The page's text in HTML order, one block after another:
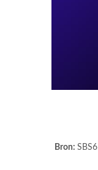
Bron: SBS6